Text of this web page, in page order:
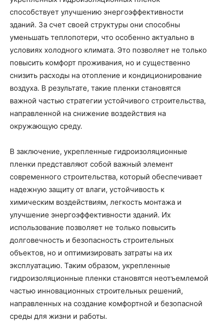
способствует улучшению энергоэффективности
зданий. За счет своей структуры они способны
уменьшать теплопотери, что особенно актуально в
условиях холодного климата. Это позволяет не только
повысить комфорт проживания, но и существенно
снизить расходы на отопление и кондиционирование
воздуха. В результате, такие пленки становятся
важной частью стратегии устойчивого строительства,
направленной на снижение воздействия на
окружающую среду.
В заключение, укрепленные гидроизоляционные
пленки представляют собой важный элемент
современного строительства, который обеспечивает
надежную защиту от влаги, устойчивость к
химическим воздействиям, легкость монтажа и
улучшение энергоэффективности зданий. Их
использование позволяет не только повысить
долговечность и безопасность строительных
объектов, но и оптимизировать затраты на их
эксплуатацию. Таким образом, укрепленные
гидроизоляционные пленки становятся неотъемлемой
частью инновационных строительных решений,
направленных на создание комфортной и безопасной
среды для жизни и работы.